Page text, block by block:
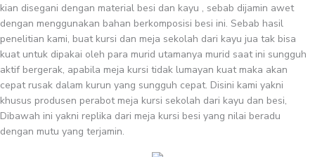
kian disegani dengan material besi dan kayu , sebab dijamin awet
dengan menggunakan bahan berkomposisi besi ini. Sebab hasil
penelitian kami, buat kursi dan meja sekolah dari kayu jua tak bisa
kuat untuk dipakai oleh para murid utamanya murid saat ini sungguh
aktif bergerak, apabila meja kursi tidak lumayan kuat maka akan
cepat rusak dalam kurun yang sungguh cepat. Disini kami yakni
khusus produsen perabot meja kursi sekolah dari kayu dan besi,
Dibawah ini yakni replika dari meja kursi besi yang nilai beradu
dengan mutu yang terjamin.